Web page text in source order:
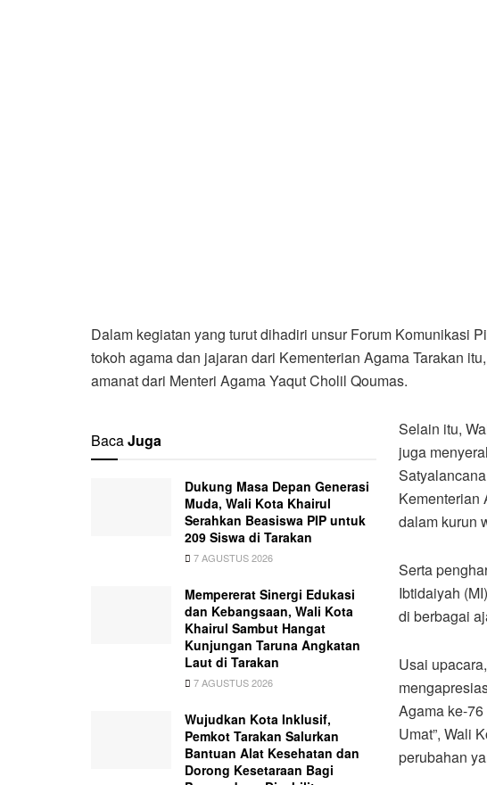
Dalam kegiatan yang turut dihadiri unsur Forum Komunikasi
tokoh agama dan jajaran dari Kementerian Agama Tarakan
amanat dari Menteri Agama Yaqut Cholil Qoumas.
BacaJuga
Dukung Masa Depan Generasi
Muda, Wali Kota Khairul
Serahkan Beasiswa PIP untuk
209 Siswa di Tarakan
7 AGUSTUS 2026
Mempererat Sinergi Edukasi
dan Kebangsaan, Wali Kota
Khairul Sambut Hangat
Kunjungan Taruna Angkatan
Laut di Tarakan
7 AGUSTUS 2026
Wujudkan Kota Inklusif,
Pemkot Tarakan Salurkan
Bantuan Alat Kesehatan dan
Dorong Kesetaraan Bagi
Selain itu,
juga
Kementerian
dalam kurun
Serta
Ibtidaiyah
di berbagai
Usai
Agama ke-
Umat”, Wali
perubahan